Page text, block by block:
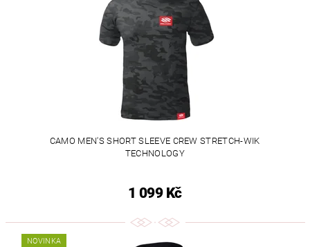
CAMO MEN'S SHORT SLEEVE CREW STRETCH-WIK
TECHNOLOGY
1 099 Kč
NOVINKA